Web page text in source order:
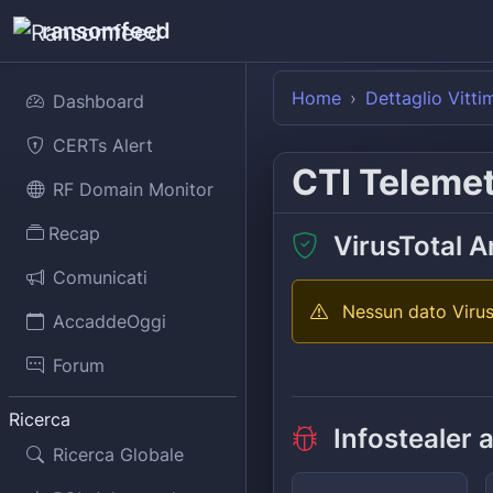
ransomfeed
Dashboard
CERTs Alert
RF Domain Monitor
Recap
Comunicati
AccaddeOggi
Forum
Ricerca
Ricerca Globale
Home Dettaglio
CTI
VirusTotal
Nessun dato
Infostealer